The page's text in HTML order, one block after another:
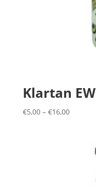
Klartan EW
€5,00– €16,00